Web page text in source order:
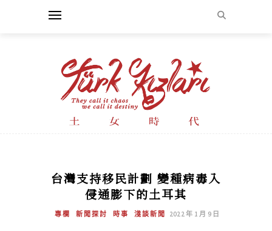
台灣支持移民計劃 變種病毒入
侵通膨下的土耳其
專欄 新聞探討 時事 淺談新聞 2022 年 1 月 9 日